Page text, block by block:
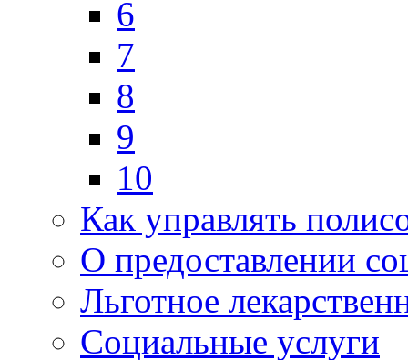
6
7
8
9
10
Как управлять
О предоставлении
Льготное
Социальные услуги